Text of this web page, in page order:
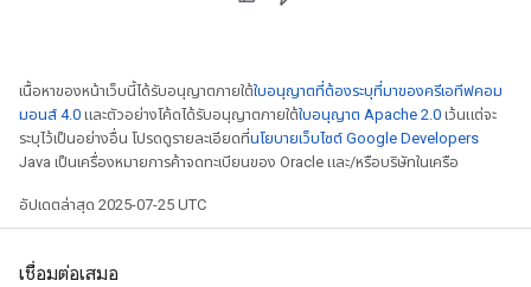
เนื้อหาของหน้าเว็บนี้ได้รับอนุญาตภายใต้ใบอนุญาตที่ต้องระบุที่มาของครีเอทีฟคอม
มอนส์ 4.0 และตัวอย่างโค้ดได้รับอนุญาตภายใต้ใบอนุญาต Apache 2.0 เว้นแต่จะ
ระบุไว้เป็นอย่างอื่น โปรดดูรายละเอียดที่นโยบายเว็บไซต์ Google Developers
Java เป็นเครื่องหมายการค้าจดทะเบียนของ Oracle และ/หรือบริษัทในเครือ
อัปเดตล่าสุด 2025-07-25 UTC
เชื่อมต่อเสมอ